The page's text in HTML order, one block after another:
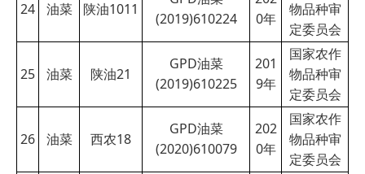
24 油菜 陕油1011
(2019)610224
0年
物品种审
定委员会
25 油菜 陕油21
GPD油菜
(2019)610225
201
9年
国家农作
物品种审
定委员会
26 油菜 西农18
GPD油菜
(2020)610079
202
0年
国家农作
物品种审
定委员会